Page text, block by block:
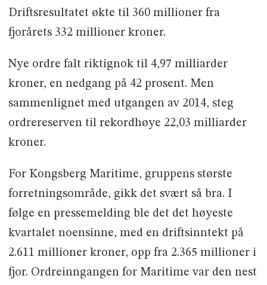
Driftsresultatet økte til 360 millioner fra
fjorårets 332 millioner kroner.
Nye ordre falt riktignok til 4,97 milliarder
kroner, en nedgang på 42 prosent. Men
sammenlignet med utgangen av 2014, steg
ordrereserven til rekordhøye 22,03 milliarder
kroner.
For Kongsberg Maritime, gruppens største
forretningsområde, gikk det svært så bra. I
følge en pressemelding ble det det høyeste
kvartalet noensinne, med en driftsinntekt på
2.611 millioner kroner, opp fra 2.365 millioner i
fjor. Ordreinngangen for Maritime var den nest